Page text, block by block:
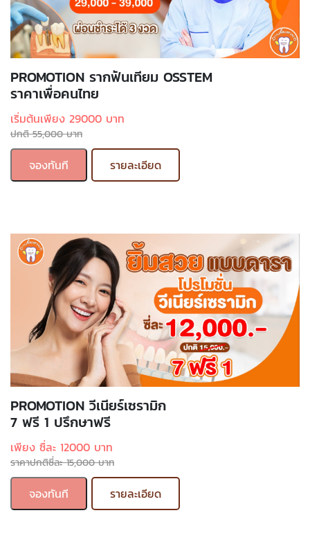
PROMOTION รากฟันเทียม OSSTEM
ราคาเพื่อคนไทย
เริ่มต้นเพียง 29000 บาท
ปกติ 55,000 บาท
จองทันที รายละเอียด
PROMOTION วีเนียร์เซรามิก
7 ฟรี 1 ปรึกษาฟรี
เพียง ซื่ละ 12000 บาท
ราคาปกติซี่ละ 15,000 บาท
จองทันที รายละเอียด